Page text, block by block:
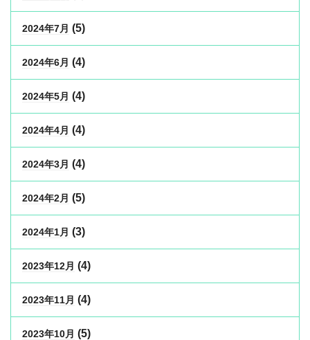
2024年7月 (5)
2024年6月 (4)
2024年5月 (4)
2024年4月 (4)
2024年3月 (4)
2024年2月 (5)
2024年1月 (3)
2023年12月 (4)
2023年11月 (4)
2023年10月 (5)